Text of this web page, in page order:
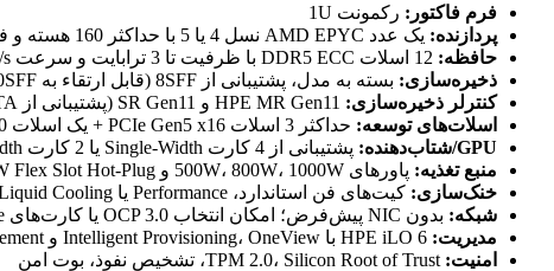
فرم فاکتور: رکمونت 1U
پردازنده: یک عدد AMD EPYC نسل 4 یا 5 با حداکثر 160 هسته و فرکانس پایه تا 3.85GHz
حافظه:
ذخیره‌سازی: بسته به مدل، پشتیبانی از 8SFF (قابل ارتقاء به 10SFF)، 4LFF، 20 EDSFF یا پیکربندی GPU با 4SFF/8EDSFF
کنترلر ذخیره‌سازی:
اسلات‌های توسعه: حداکثر 3 اسلات PCIe Gen5 x16 + یک اسلات OCP 3.0
GPU/شتاب‌دهنده:
پشتیبانی از 4 کارت Single-Width یا 2 کارت Double-Width
منبع تغذیه: پاورهای 500W، 800W، 1000W و 1600W Flex Slot Hot-Plug (ریداندنت)
خنک‌سازی: کیت‌های فن استاندارد، Performance یا Liquid Cooling (بسته به پیکربندی)
شبکه: بدون NIC پیش‌فرض؛ امکان انتخاب OCP 3.0 یا کارت‌های PCIe (1GbE تا 100GbE)
مدیریت:
امنیت: